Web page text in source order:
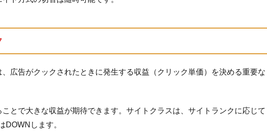
広告がクックされたときに発生する収益（クリック単価）を決める重要な
ことで大きな収益が期待できます。サイトクラスは、サイトランクに応じて
DOWNします。